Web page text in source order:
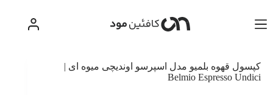
محتوا
کپسول قهوه بلمیو مدل اسپرسو اوندیچی میوه ای |
Belmio Espresso Undici